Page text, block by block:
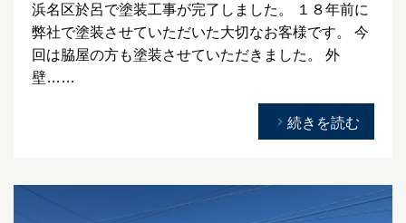
浜名区於呂で塗装工事が完了しました。 １８年前に
弊社で塗装させていただいた大切なお客様です。 今
回は脇屋の方も塗装させていただきました。 外
壁……
続きを読む